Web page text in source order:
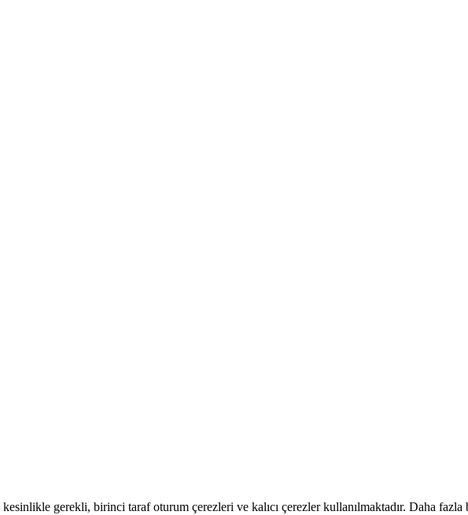
gerekli, birinci taraf oturum çerezleri ve kalıcı çerezler kullanılmaktadır. Daha